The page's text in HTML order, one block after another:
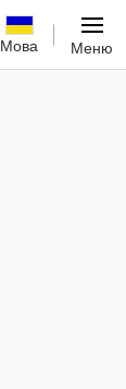
Мова Меню